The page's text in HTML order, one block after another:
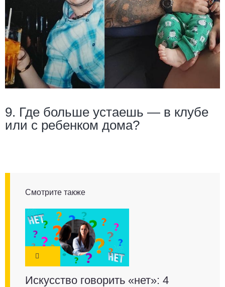
9. Где больше устаешь — в клубе
или с ребенком дома?
Смотрите также
Искусство говорить «нет»: 4